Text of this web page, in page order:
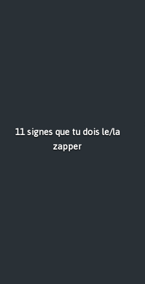
11 signes que tu dois le/la
zapper